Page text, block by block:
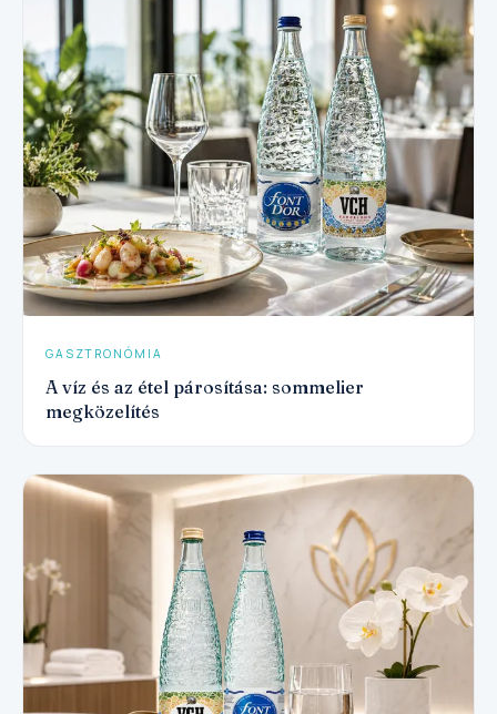
GASZTRONÓMIA
A víz és az étel párosítása: sommelier
megközelítés